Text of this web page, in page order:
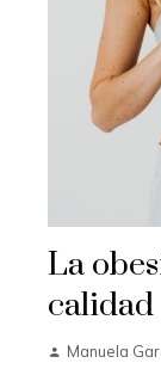
La
calidad
Manuela